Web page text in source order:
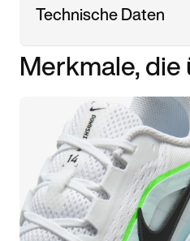
Technische Daten
Merkmale,